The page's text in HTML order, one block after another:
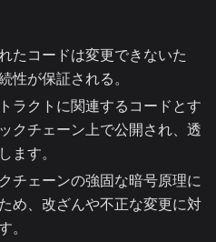
たコードは変更できないた
性が保証される。
ラクトに関連するコードとす
クチェーン上で公開され、透
ます。
チェーンの強固な暗号原理に
め、改ざんや不正な変更に対
。